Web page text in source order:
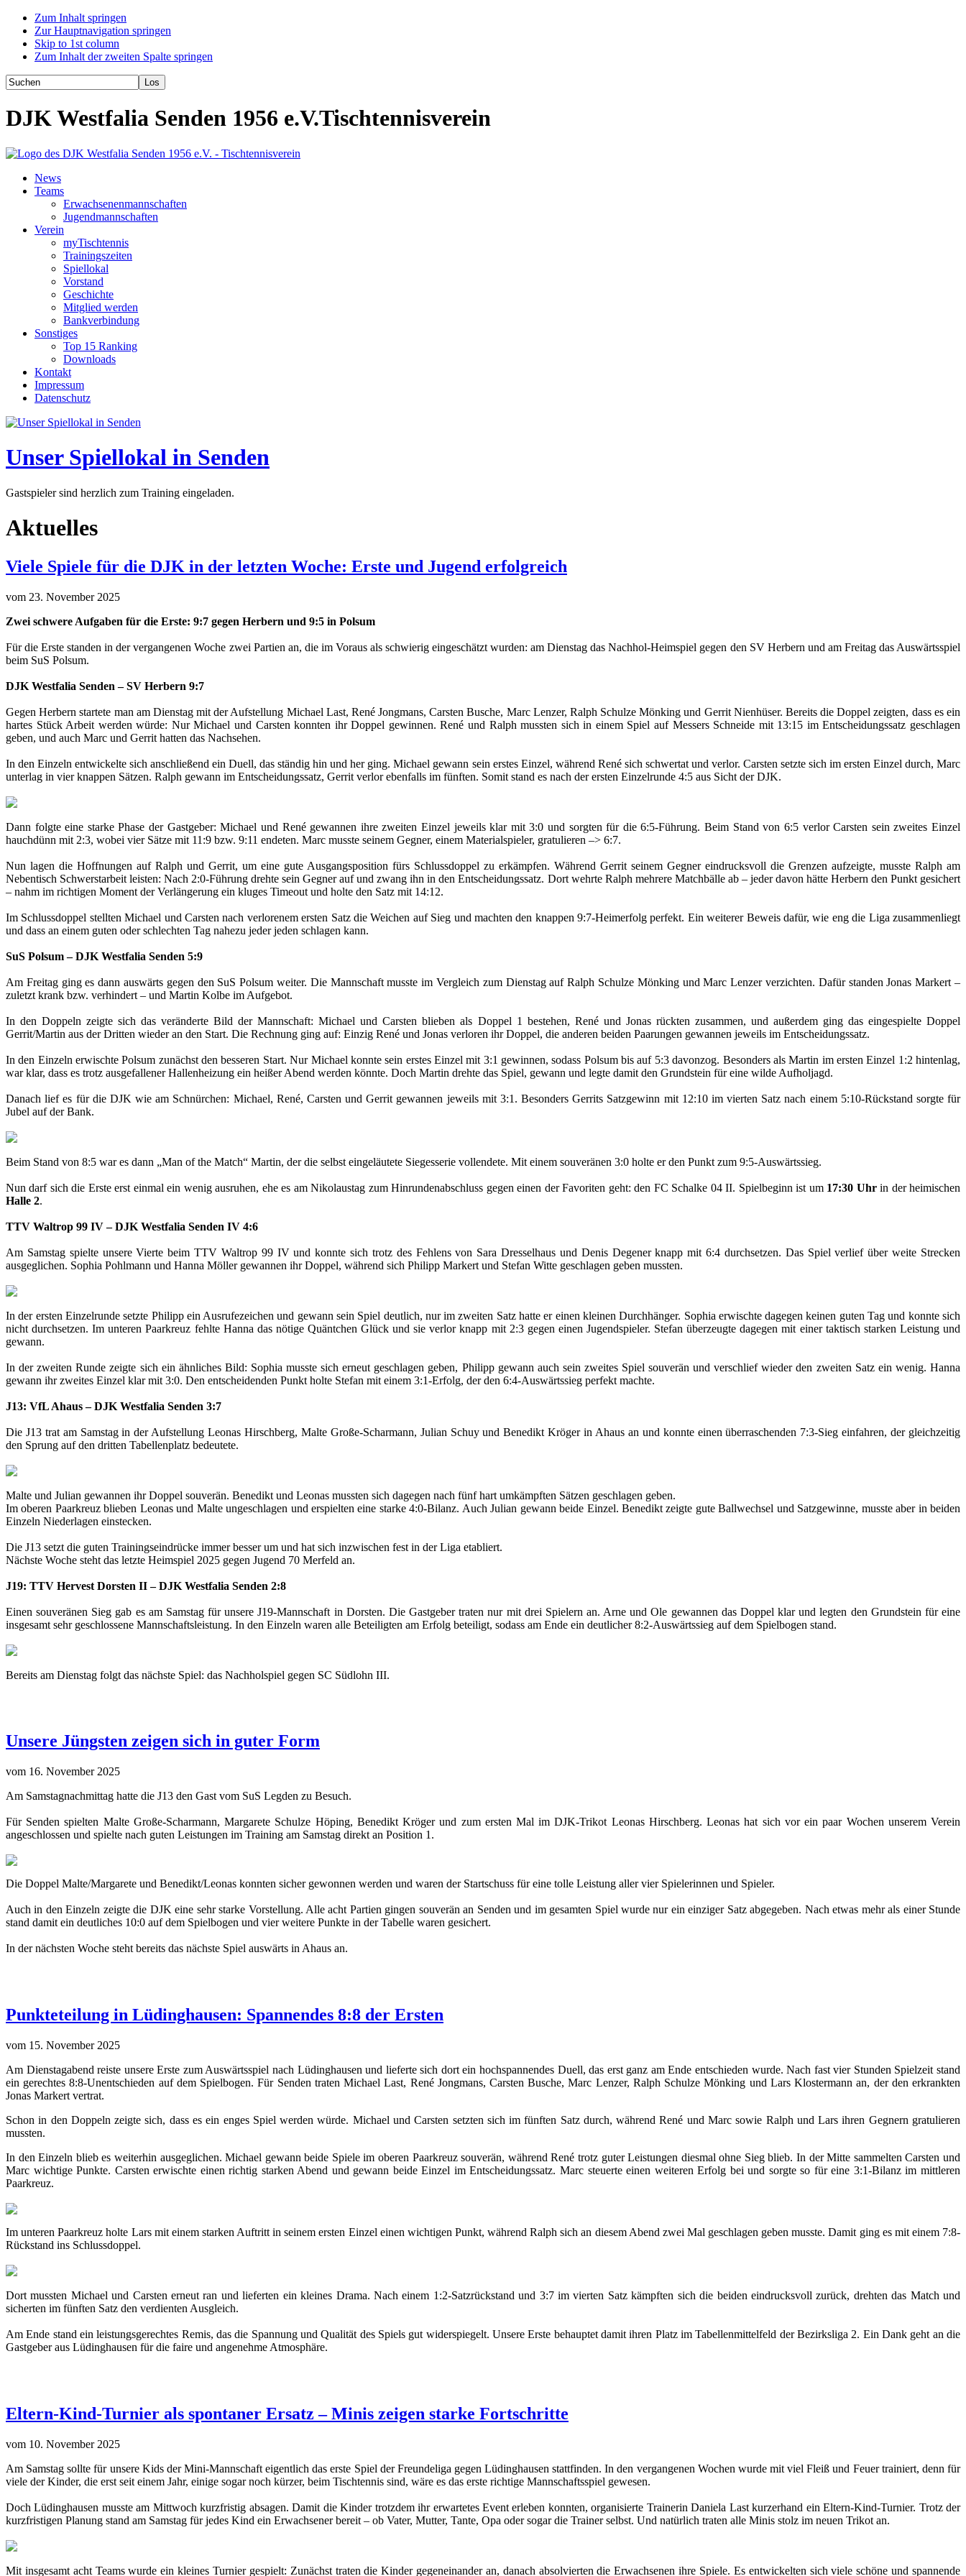
Zum Inhalt springen
Zur Hauptnavigation springen
Skip to 1st column
Zum Inhalt der zweiten Spalte springen
DJK Westfalia Senden 1956 e.V.Tischtennisverein
News
Teams
Erwachsenenmannschaften
Jugendmannschaften
Verein
myTischtennis
Trainingszeiten
Spiellokal
Vorstand
Geschichte
Mitglied werden
Bankverbindung
Sonstiges
Top 15 Ranking
Downloads
Kontakt
Impressum
Datenschutz
Unser Spiellokal in Senden
Gastspieler sind herzlich zum Training eingeladen.
Aktuelles
Viele Spiele für die DJK in der letzten Woche: Erste und Jugend erfolgreich
vom 23. November 2025
Zwei schwere Aufgaben für die Erste: 9:7 gegen Herbern und 9:5 in Polsum
Für die Erste standen in der vergangenen Woche zwei Partien an, die im Voraus als schwierig eingeschätzt wurden: am Dienstag das Nachhol-Heimspiel gegen den SV Herbern und am Freitag das Auswärtsspiel
beim SuS Polsum.
DJK Westfalia Senden – SV Herbern 9:7
Gegen Herbern startete man am Dienstag mit der Aufstellung Michael Last, René Jongmans, Carsten Busche, Marc Lenzer, Ralph Schulze Mönking und Gerrit Nienhüser. Bereits die Doppel zeigten, dass es ein
hartes Stück Arbeit werden würde: Nur Michael und Carsten konnten ihr Doppel gewinnen. René und Ralph mussten sich in einem Spiel auf Messers Schneide mit 13:15 im Entscheidungssatz geschlagen
geben, und auch Marc und Gerrit hatten das Nachsehen.
In den Einzeln entwickelte sich anschließend ein Duell, das ständig hin und her ging. Michael gewann sein erstes Einzel, während René sich schwertat und verlor. Carsten setzte sich im ersten Einzel durch, Marc
unterlag in vier knappen Sätzen. Ralph gewann im Entscheidungssatz, Gerrit verlor ebenfalls im fünften. Somit stand es nach der ersten Einzelrunde 4:5 aus Sicht der DJK.
Dann folgte eine starke Phase der Gastgeber: Michael und René gewannen ihre zweiten Einzel jeweils klar mit 3:0 und sorgten für die 6:5-Führung. Beim Stand von 6:5 verlor Carsten sein zweites Einzel
hauchdünn mit 2:3, wobei vier Sätze mit 11:9 bzw. 9:11 endeten. Marc musste seinem Gegner, einem Materialspieler, gratulieren –> 6:7.
Nun lagen die Hoffnungen auf Ralph und Gerrit, um eine gute Ausgangsposition fürs Schlussdoppel zu erkämpfen. Während Gerrit seinem Gegner eindrucksvoll die Grenzen aufzeigte, musste Ralph am
Nebentisch Schwerstarbeit leisten: Nach 2:0-Führung drehte sein Gegner auf und zwang ihn in den Entscheidungssatz. Dort wehrte Ralph mehrere Matchbälle ab – jeder davon hätte Herbern den Punkt gesichert
– nahm im richtigen Moment der Verlängerung ein kluges Timeout und holte den Satz mit 14:12.
Im Schlussdoppel stellten Michael und Carsten nach verlorenem ersten Satz die Weichen auf Sieg und machten den knappen 9:7-Heimerfolg perfekt. Ein weiterer Beweis dafür, wie eng die Liga zusammenliegt
und dass an einem guten oder schlechten Tag nahezu jeder jeden schlagen kann.
SuS Polsum – DJK Westfalia Senden 5:9
Am Freitag ging es dann auswärts gegen den SuS Polsum weiter. Die Mannschaft musste im Vergleich zum Dienstag auf Ralph Schulze Mönking und Marc Lenzer verzichten. Dafür standen Jonas Markert –
zuletzt krank bzw. verhindert – und Martin Kolbe im Aufgebot.
In den Doppeln zeigte sich das veränderte Bild der Mannschaft: Michael und Carsten blieben als Doppel 1 bestehen, René und Jonas rückten zusammen, und außerdem ging das eingespielte Doppel
Gerrit/Martin aus der Dritten wieder an den Start. Die Rechnung ging auf: Einzig René und Jonas verloren ihr Doppel, die anderen beiden Paarungen gewannen jeweils im Entscheidungssatz.
In den Einzeln erwischte Polsum zunächst den besseren Start. Nur Michael konnte sein erstes Einzel mit 3:1 gewinnen, sodass Polsum bis auf 5:3 davonzog. Besonders als Martin im ersten Einzel 1:2 hintenlag,
war klar, dass es trotz ausgefallener Hallenheizung ein heißer Abend werden könnte. Doch Martin drehte das Spiel, gewann und legte damit den Grundstein für eine wilde Aufholjagd.
Danach lief es für die DJK wie am Schnürchen: Michael, René, Carsten und Gerrit gewannen jeweils mit 3:1. Besonders Gerrits Satzgewinn mit 12:10 im vierten Satz nach einem 5:10-Rückstand sorgte für
Jubel auf der Bank.
Beim Stand von 8:5 war es dann „Man of the Match“ Martin, der die selbst eingeläutete Siegesserie vollendete. Mit einem souveränen 3:0 holte er den Punkt zum 9:5-Auswärtssieg.
Nun darf sich die Erste erst einmal ein wenig ausruhen, ehe es am Nikolaustag zum Hinrundenabschluss gegen einen der Favoriten geht: den FC Schalke 04 II. Spielbeginn ist um 17:30 Uhrin der heimischen
Halle 2.
TTV Waltrop 99 IV – DJK Westfalia Senden IV 4:6
Am Samstag spielte unsere Vierte beim TTV Waltrop 99 IV und konnte sich trotz des Fehlens von Sara Dresselhaus und Denis Degener knapp mit 6:4 durchsetzen. Das Spiel verlief über weite Strecken
ausgeglichen. Sophia Pohlmann und Hanna Möller gewannen ihr Doppel, während sich Philipp Markert und Stefan Witte geschlagen geben mussten.
In der ersten Einzelrunde setzte Philipp ein Ausrufezeichen und gewann sein Spiel deutlich, nur im zweiten Satz hatte er einen kleinen Durchhänger. Sophia erwischte dagegen keinen guten Tag und konnte sich
nicht durchsetzen. Im unteren Paarkreuz fehlte Hanna das nötige Quäntchen Glück und sie verlor knapp mit 2:3 gegen einen Jugendspieler. Stefan überzeugte dagegen mit einer taktisch starken Leistung und
gewann.
In der zweiten Runde zeigte sich ein ähnliches Bild: Sophia musste sich erneut geschlagen geben, Philipp gewann auch sein zweites Spiel souverän und verschlief wieder den zweiten Satz ein wenig. Hanna
gewann ihr zweites Einzel klar mit 3:0. Den entscheidenden Punkt holte Stefan mit einem 3:1-Erfolg, der den 6:4-Auswärtssieg perfekt machte.
J13: VfL Ahaus – DJK Westfalia Senden 3:7
Die J13 trat am Samstag in der Aufstellung Leonas Hirschberg, Malte Große-Scharmann, Julian Schuy und Benedikt Kröger in Ahaus an und konnte einen überraschenden 7:3-Sieg einfahren, der gleichzeitig
den Sprung auf den dritten Tabellenplatz bedeutete.
Malte und Julian gewannen ihr Doppel souverän. Benedikt und Leonas mussten sich dagegen nach fünf hart umkämpften Sätzen geschlagen geben.
Im oberen Paarkreuz blieben Leonas und Malte ungeschlagen und erspielten eine starke 4:0-Bilanz. Auch Julian gewann beide Einzel. Benedikt zeigte gute Ballwechsel und Satzgewinne, musste aber in beiden
Einzeln Niederlagen einstecken.
Die J13 setzt die guten Trainingseindrücke immer besser um und hat sich inzwischen fest in der Liga etabliert.
Nächste Woche steht das letzte Heimspiel 2025 gegen Jugend 70 Merfeld an.
J19: TTV Hervest Dorsten II – DJK Westfalia Senden 2:8
Einen souveränen Sieg gab es am Samstag für unsere J19-Mannschaft in Dorsten. Die Gastgeber traten nur mit drei Spielern an. Arne und Ole gewannen das Doppel klar und legten den Grundstein für eine
insgesamt sehr geschlossene Mannschaftsleistung. In den Einzeln waren alle Beteiligten am Erfolg beteiligt, sodass am Ende ein deutlicher 8:2-Auswärtssieg auf dem Spielbogen stand.
Bereits am Dienstag folgt das nächste Spiel: das Nachholspiel gegen SC Südlohn III.
Unsere Jüngsten zeigen sich in guter Form
vom 16. November 2025
Am Samstagnachmittag hatte die J13 den Gast vom SuS Legden zu Besuch.
Für Senden spielten Malte Große-Scharmann, Margarete Schulze Höping, Benedikt Kröger und zum ersten Mal im DJK-Trikot Leonas Hirschberg. Leonas hat sich vor ein paar Wochen unserem Verein
angeschlossen und spielte nach guten Leistungen im Training am Samstag direkt an Position 1.
Die Doppel Malte/Margarete und Benedikt/Leonas konnten sicher gewonnen werden und waren der Startschuss für eine tolle Leistung aller vier Spielerinnen und Spieler.
Auch in den Einzeln zeigte die DJK eine sehr starke Vorstellung. Alle acht Partien gingen souverän an Senden und im gesamten Spiel wurde nur ein einziger Satz abgegeben. Nach etwas mehr als einer Stunde
stand damit ein deutliches 10:0 auf dem Spielbogen und vier weitere Punkte in der Tabelle waren gesichert.
In der nächsten Woche steht bereits das nächste Spiel auswärts in Ahaus an.
Punkteteilung in Lüdinghausen: Spannendes 8:8 der Ersten
vom 15. November 2025
Am Dienstagabend reiste unsere Erste zum Auswärtsspiel nach Lüdinghausen und lieferte sich dort ein hochspannendes Duell, das erst ganz am Ende entschieden wurde. Nach fast vier Stunden Spielzeit stand
ein gerechtes 8:8-Unentschieden auf dem Spielbogen. Für Senden traten Michael Last, René Jongmans, Carsten Busche, Marc Lenzer, Ralph Schulze Mönking und Lars Klostermann an, der den erkrankten
Jonas Markert vertrat.
Schon in den Doppeln zeigte sich, dass es ein enges Spiel werden würde. Michael und Carsten setzten sich im fünften Satz durch, während René und Marc sowie Ralph und Lars ihren Gegnern gratulieren
mussten.
In den Einzeln blieb es weiterhin ausgeglichen. Michael gewann beide Spiele im oberen Paarkreuz souverän, während René trotz guter Leistungen diesmal ohne Sieg blieb. In der Mitte sammelten Carsten und
Marc wichtige Punkte. Carsten erwischte einen richtig starken Abend und gewann beide Einzel im Entscheidungssatz. Marc steuerte einen weiteren Erfolg bei und sorgte so für eine 3:1-Bilanz im mittleren
Paarkreuz.
Im unteren Paarkreuz holte Lars mit einem starken Auftritt in seinem ersten Einzel einen wichtigen Punkt, während Ralph sich an diesem Abend zwei Mal geschlagen geben musste. Damit ging es mit einem 7:8-
Rückstand ins Schlussdoppel.
Dort mussten Michael und Carsten erneut ran und lieferten ein kleines Drama. Nach einem 1:2-Satzrückstand und 3:7 im vierten Satz kämpften sich die beiden eindrucksvoll zurück, drehten das Match und
sicherten im fünften Satz den verdienten Ausgleich.
Am Ende stand ein leistungsgerechtes Remis, das die Spannung und Qualität des Spiels gut widerspiegelt. Unsere Erste behauptet damit ihren Platz im Tabellenmittelfeld der Bezirksliga 2. Ein Dank geht an die
Gastgeber aus Lüdinghausen für die faire und angenehme Atmosphäre.
Eltern-Kind-Turnier als spontaner Ersatz – Minis zeigen starke Fortschritte
vom 10. November 2025
Am Samstag sollte für unsere Kids der Mini-Mannschaft eigentlich das erste Spiel der Freundeliga gegen Lüdinghausen stattfinden. In den vergangenen Wochen wurde mit viel Fleiß und Feuer trainiert, denn für
viele der Kinder, die erst seit einem Jahr, einige sogar noch kürzer, beim Tischtennis sind, wäre es das erste richtige Mannschaftsspiel gewesen.
Doch Lüdinghausen musste am Mittwoch kurzfristig absagen. Damit die Kinder trotzdem ihr erwartetes Event erleben konnten, organisierte Trainerin Daniela Last kurzerhand ein Eltern-Kind-Turnier. Trotz der
kurzfristigen Planung stand am Samstag für jedes Kind ein Erwachsener bereit – ob Vater, Mutter, Tante, Opa oder sogar die Trainer selbst. Und natürlich traten alle Minis stolz im neuen Trikot an.
Mit insgesamt acht Teams wurde ein kleines Turnier gespielt: Zunächst traten die Kinder gegeneinander an, danach absolvierten die Erwachsenen ihre Spiele. Es entwickelten sich viele schöne und spannende